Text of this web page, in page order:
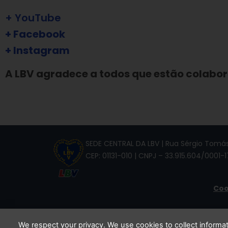
+ YouTube
+ Facebook
+ Instagram
A LBV agradece a todos que estão
SEDE CENTRAL DA LBV | Rua Sérgio
CEP: 01131-010 | CNPJ – 33.915.604/
We respect your privacy. We use cookies to collect